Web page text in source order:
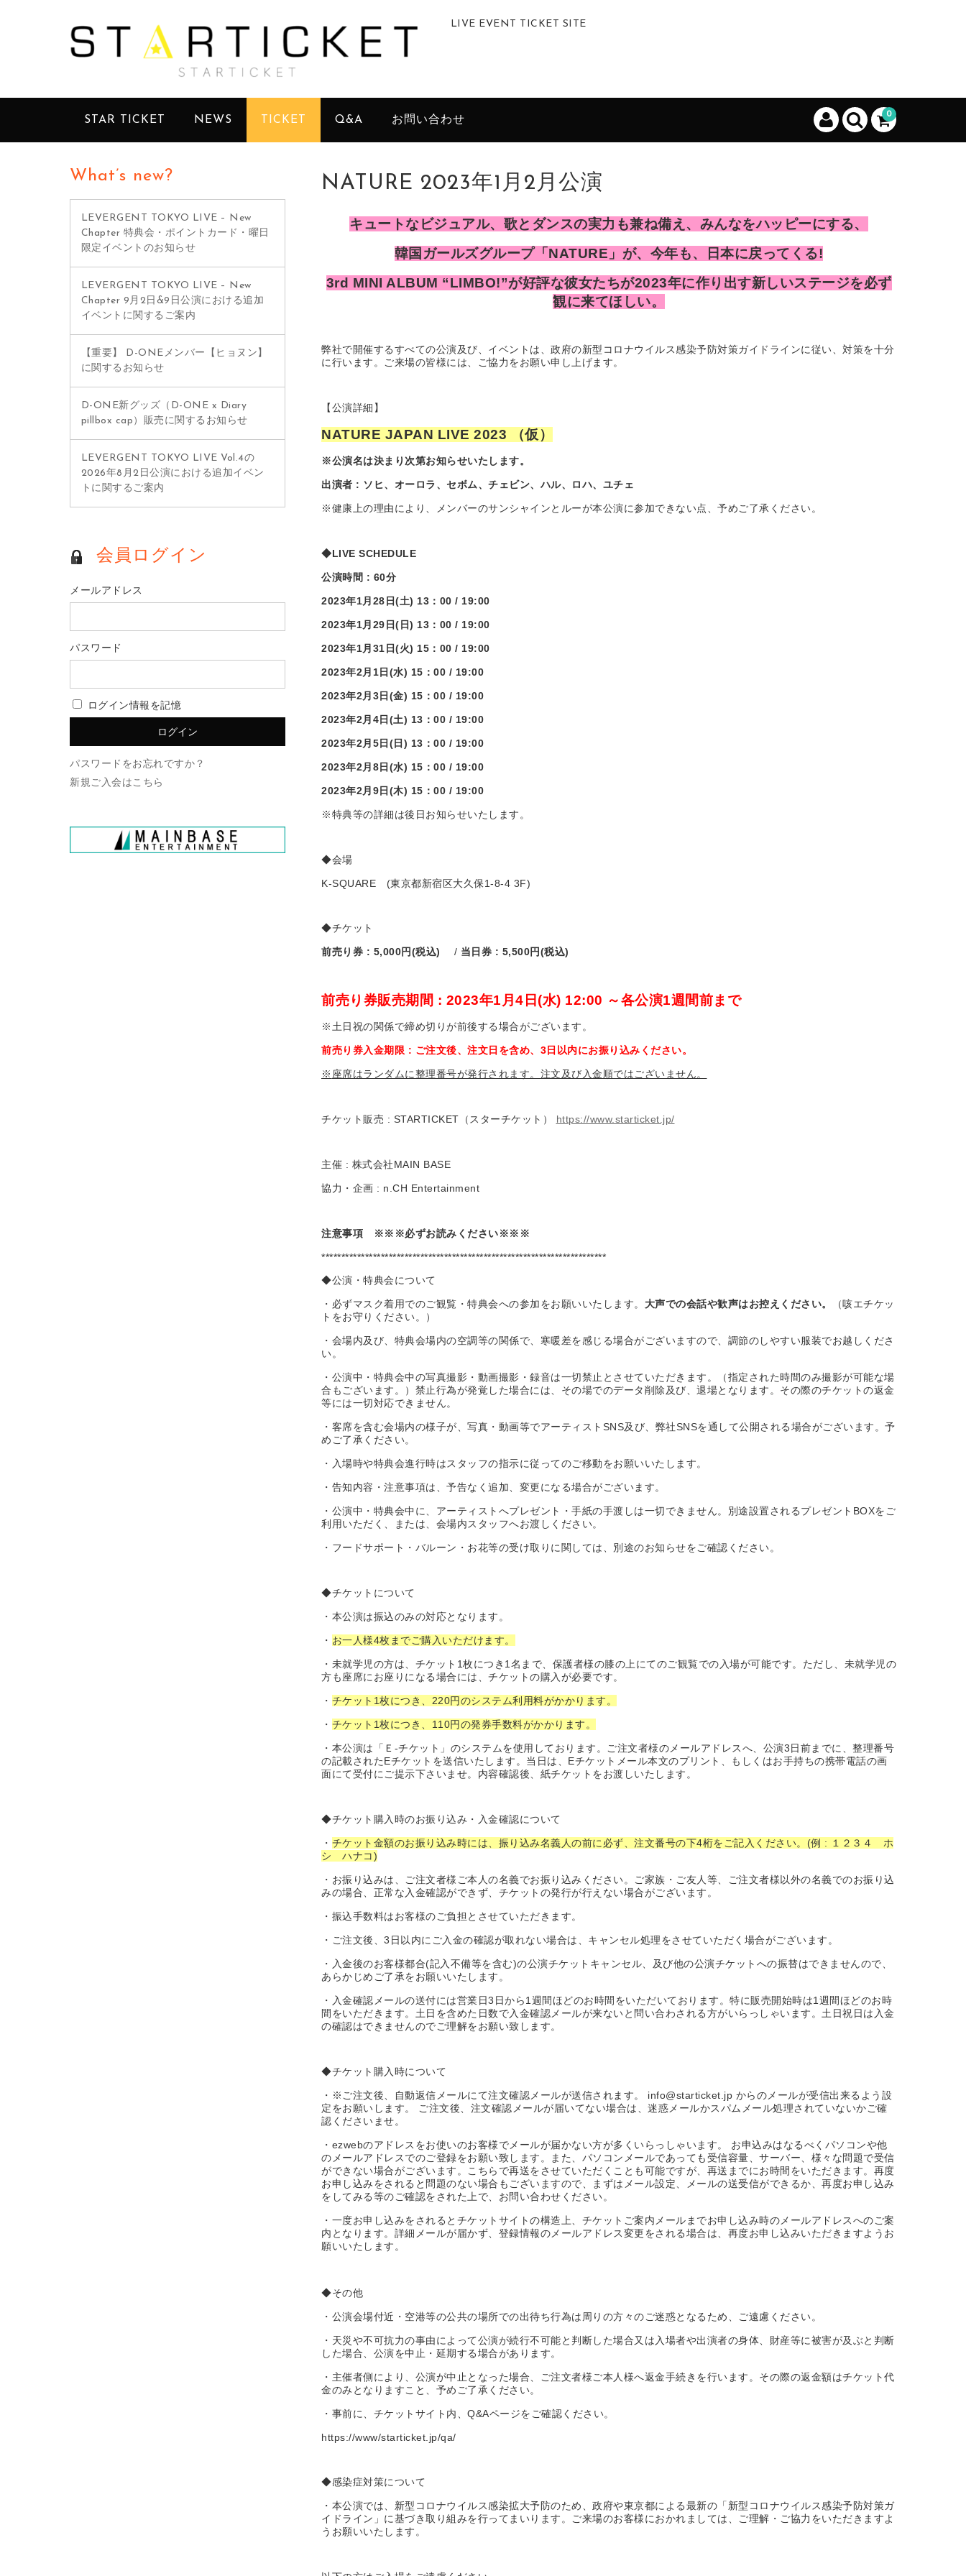
LIVE EVENT TICKET SITE
0
STAR TICKET NEWS TICKET Q&A お問い合わせ
NATURE 2023年1月2月公演
キュートなビジュアル、歌とダンスの実力も兼ね備え、みんなをハッピーにする、
韓国ガールズグループ「NATURE」が、今年も、日本に戻ってくる!
3rd MINI ALBUM “LIMBO!”が好評な彼女たちが2023年に作り出す新しいステージを必ず
観に来てほしい。
弊社で開催するすべての公演及び、イベントは、政府の新型コロナウイルス感染予防対策ガイドラインに従い、対策を十分
に行います。ご来場の皆様には、ご協力をお願い申し上げます。
【公演詳細】
NATURE JAPAN LIVE 2023 （仮）
※公演名は決まり次第お知らせいたします。
出演者 : ソヒ、オーロラ、セボム、チェビン、ハル、ロハ、ユチェ
※健康上の理由により、メンバーのサンシャインとルーが本公演に参加できない点、予めご了承ください。
◆LIVE SCHEDULE
公演時間 : 60分
2023年1月 28 日(土) 13 ： 00 / 19:00
2023年1月 29 日( 日) 13 ： 00 / 19:00
2023年1月 31 日(火) 15 ： 00 / 19:00
2023年2月 1日 (水) 15 ： 00 / 19:00
2023年2月 3日 (金) 15 ： 00 / 19:00
2023年2月 4日 (土) 13 ： 00 / 19:00
2023年2月 5日 (日 ) 13 ： 00 / 19:00
2023年2月8日(水) 15 ： 00 / 19:00
2023年2月9日(木) 15 ： 00 / 19:00
※特典等の詳細は後日お知らせいたします。
◆会場
K-SQUARE (東京都新宿区大久保1-8-4 3F)
◆チケット
前売り券 : 5,000円(税込) / 当日券 : 5,500円(税込)
前売り券販売期間 : 2023年1月 4 日 (水) 12:00 ～各公演1週間前まで
※土日祝の関係で締め切りが前後する場合がございます。
前売り券入金期限 : ご注文後、注文日を含め、 3日以内にお振り込みください。
※ 座席はランダムに整理番号が発行されます。注文及び入金順ではございません。
チケット販売 : STARTICKET（スターチケット） https://www.starticket.jp/
主催 : 株式会社MAIN BASE
協力・企画 : n.CH Entertainment
注意事項 ※※※必ずお読みください※※※
************************************************************************
◆公演・特典会について
・必ずマスク着用でのご観覧・特典会への参加をお願いいたします。 大声での会話や歓声はお控えください。
（咳エチケッ
トをお守りください。）
・会場内及び、特典会場内の空調等の関係で、寒暖差を感じる場合がございますので、調節のしやすい服装でお越しくださ
い。
・公演中・特典会中の写真撮影・動画撮影・録音は一切禁止とさせていただきます。（指定された時間のみ撮影が可能な場
合もございます。）禁止行為が発覚した場合には、その場でのデータ削除及び、退場となります。その際のチケットの返金
等には一切対応できません。
・客席を含む会場内の様子が、写真・動画等でアーティストSNS及び、弊社SNSを通して公開される場合がございます。予
めご了承ください。
・入場時や特典会進行時はスタッフの指示に従ってのご移動をお願いいたします。
・告知内容・注意事項は、予告なく追加、変更になる場合がございます。
・公演中・特典会中に、アーティストへプレゼント・手紙の手渡しは一切できません。別途設置されるプレゼントBOXをご
利用いただく、または、会場内スタッフへお渡しください。
・フードサポート・バルーン・お花等の受け取りに関しては、別途のお知らせをご確認ください。
◆チケットについて
・本公演は振込のみの対応となります。
・ お一人様4枚までご購入いただけます。
・未就学児の方は、チケット1枚につき1名まで、保護者様の膝の上にてのご観覧での入場が可能です。ただし、未就学児の
方も座席にお座りになる場合には、チケットの購入が必要です。
・ チケット1枚につき、220円のシステム利用料がかかります。
・ チケット1枚につき、110円の発券手数料がかかります。
・本公演は「Ｅ-チケット」のシステムを使用しております。ご注文者様のメールアドレスへ、公演3日前までに、整理番号
の記載されたEチケットを送信いたします。当日は、Eチケットメール本文のプリント、もしくはお手持ちの携帯電話の画
面にて受付にご提示下さいませ。内容確認後、紙チケットをお渡しいたします。
◆チケット購入時のお振り込み・入金確認について
・ チケット金額のお振り込み時には、振り込み名義人の前に必ず、注文番号の下4桁をご記入ください。(例 : １２３４ ホ
シ ハナコ)
・お振り込みは、ご注文者様ご本人の名義でお振り込みください。ご家族・ご友人等、ご注文者様以外の名義でのお振り込
みの場合、正常な入金確認ができず、チケットの発行が行えない場合がございます。
・振込手数料はお客様のご負担とさせていただきます。
・ご注文後、3日以内にご入金の確認が取れない場合は、キャンセル処理をさせていただく場合がございます。
・入金後のお客様都合(記入不備等を含む)の公演チケットキャンセル、及び他の公演チケットへの振替はできませんので、
あらかじめご了承をお願いいたします。
・入金確認メールの送付には営業日3日から1週間ほどのお時間をいただいております。特に販売開始時は1週間ほどのお時
間をいただきます。土日を含めた日数で入金確認メールが来ないと問い合わされる方がいらっしゃいます。土日祝日は入金
の確認はできませんのでご理解をお願い致します。
◆チケット購入時について
・※ご注文後、自動返信メールにて注文確認メールが送信されます。 info@starticket.jp からのメールが受信出来るよう設
定をお願いします。 ご注文後、注文確認メールが届いてない場合は、迷惑メールかスパムメール処理されていないかご確
認くださいませ。
・ezwebのアドレスをお使いのお客様でメールが届かない方が多くいらっしゃいます。 お申込みはなるべくパソコンや他
のメールアドレスでのご登録をお願い致します。また、パソコンメールであっても受信容量、サーバー、様々な問題で受信
ができない場合がございます。こちらで再送をさせていただくことも可能ですが、再送までにお時間をいただきます。再度
お申し込みをされると問題のない場合もございますので、まずはメール設定、メールの送受信ができるか、再度お申し込み
をしてみる等のご確認をされた上で、お問い合わせください。
・一度お申し込みをされるとチケットサイトの構造上、チケットご案内メールまでお申し込み時のメールアドレスへのご案
内となります。詳細メールが届かず、登録情報のメールアドレス変更をされる場合は、再度お申し込みいただきますようお
願いいたします。
◆その他
・公演会場付近・空港等の公共の場所での出待ち行為は周りの方々のご迷惑となるため、ご遠慮ください。
・天災や不可抗力の事由によって公演が続行不可能と判断した場合又は入場者や出演者の身体、財産等に被害が及ぶと判断
した場合、公演を中止・延期する場合があります。
・主催者側により、公演が中止となった場合、ご注文者様ご本人様へ返金手続きを行います。その際の返金額はチケット代
金のみとなりますこと、予めご了承ください。
・事前に、チケットサイト内、Q&Aページをご確認ください。
https://www/starticket.jp/qa/
◆感染症対策について
・本公演では、新型コロナウイルス感染拡大予防のため、政府や東京都による最新の「新型コロナウイルス感染予防対策ガ
イドライン」に基づき取り組みを行ってまいります。ご来場のお客様におかれましては、ご理解・ご協力をいただきますよ
うお願いいたします。
What’s new?
LEVERGENT TOKYO LIVE – New
Chapter 特典会・ポイントカード・曜日
限定イベントのお知らせ
LEVERGENT TOKYO LIVE – New
Chapter 9月2日&9日公演における追加
イベントに関するご案内
【重要】 D-ONEメンバー【ヒョヌン】
に関するお知らせ
D-ONE新グッズ（D-ONE x Diary
pillbox cap）販売に関するお知らせ
LEVERGENT TOKYO LIVE Vol.4の
2026年8月2日公演における追加イベン
トに関するご案内
会員ログイン
メールアドレス
パスワード
ログイン情報を記憶
パスワードをお忘れですか？
新規ご入会はこちら